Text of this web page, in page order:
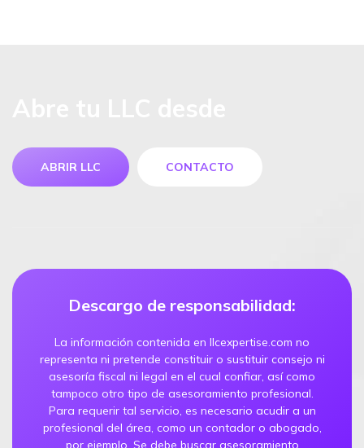
ABRIR LLC CONTACTO
Descargo de responsabilidad:
La información contenida en llcexpertise.com no
representa ni pretende constituir o sustituir consejo ni
asesoría fiscal ni legal en el cual confiar, así como
tampoco otro tipo de asesoramiento profesional.
Para requerir tal servicio, es necesario acudir a un
profesional del área, como un contador o abogado,
por ejemplo. Se debe buscar asesoramiento